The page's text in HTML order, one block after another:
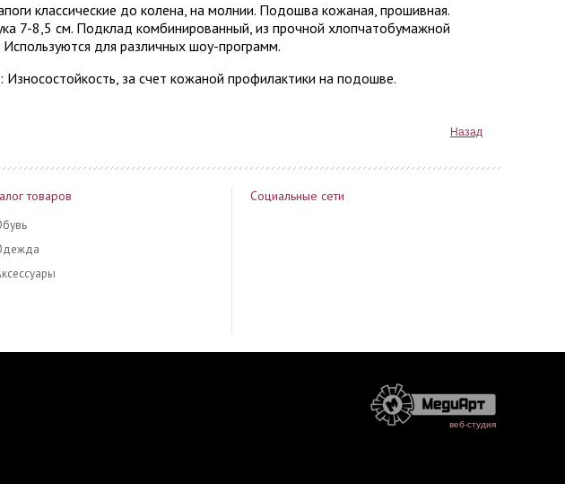
классические до колена, на молнии. Подошва кожаная, прошивная.
7-8,5 см. Подклад комбинированный, из прочной хлопчатобумажной
Используются для различных шоу-программ.
Износостойкость, за счет кожаной профилактики на подошве.
Назад
товаров Социальные сети
веб-студия